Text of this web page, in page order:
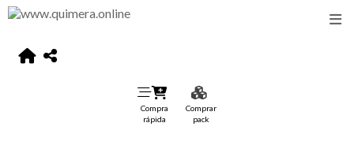
Compra
rápida
Comprar
pack